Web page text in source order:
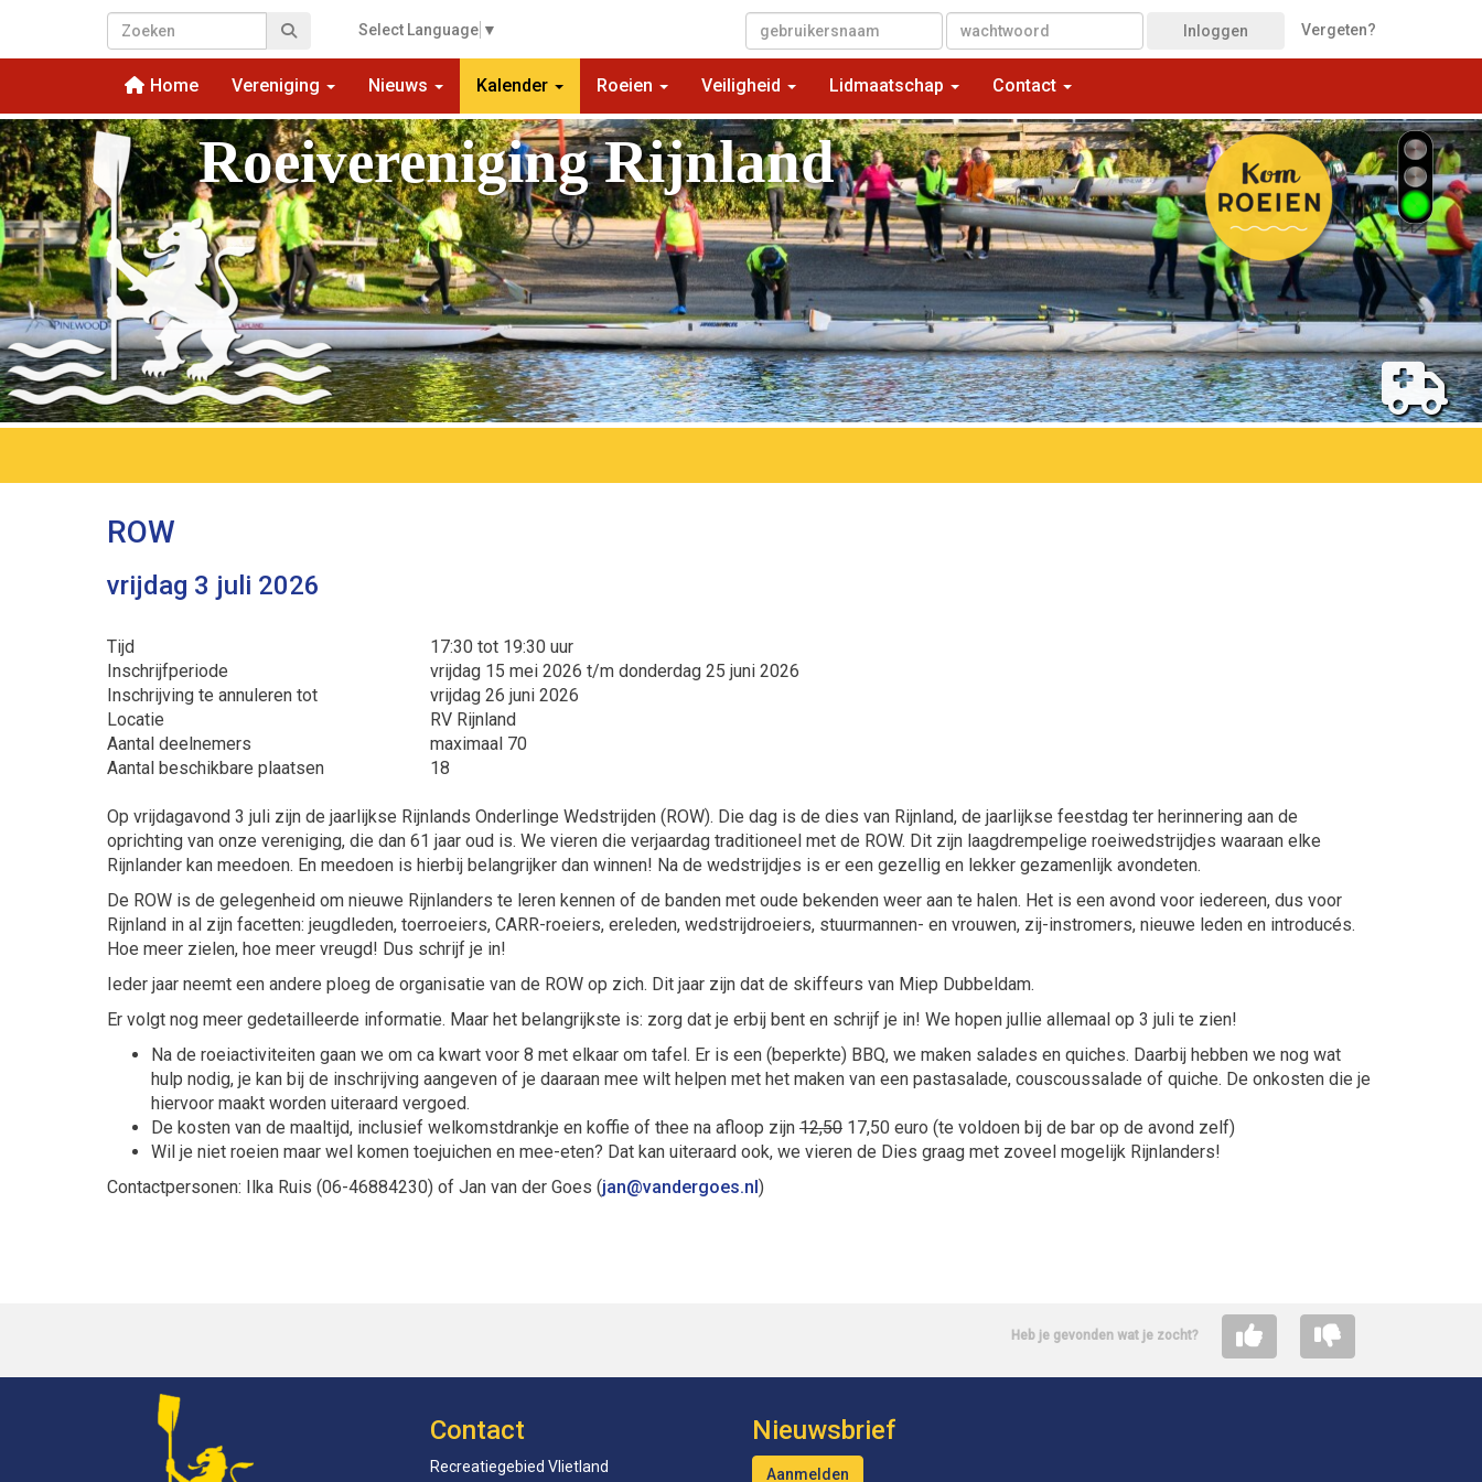
Select Language ▼ Inloggen Vergeten?
Home Vereniging Nieuws Kalender Roeien Veiligheid Lidmaatschap Contact
Roeivereniging Rijnland
ROW
vrijdag 3 juli 2026
Tijd
17:30 tot 19:30 uur
Inschrijfperiode
vrijdag 15 mei 2026 t/m donderdag 25 juni 2026
Inschrijving te annuleren tot
vrijdag 26 juni 2026
Locatie
RV Rijnland
Aantal deelnemers
maximaal 70
Aantal beschikbare plaatsen
18
Op vrijdagavond 3 juli zijn de jaarlijkse Rijnlands Onderlinge Wedstrijden (ROW). Die dag is de dies van Rijnland, de jaarlijkse feestdag ter herinnering aan de
oprichting van onze vereniging, die dan 61 jaar oud is. We vieren die verjaardag traditioneel met de ROW. Dit zijn laagdrempelige roeiwedstrijdjes waaraan elke
Rijnlander kan meedoen. En meedoen is hierbij belangrijker dan winnen! Na de wedstrijdjes is er een gezellig en lekker gezamenlijk avondeten.
De ROW is de gelegenheid om nieuwe Rijnlanders te leren kennen of de banden met oude bekenden weer aan te halen. Het is een avond voor iedereen, dus voor
Rijnland in al zijn facetten: jeugdleden, toerroeiers, CARR-roeiers, ereleden, wedstrijdroeiers, stuurmannen- en vrouwen, zij-instromers, nieuwe leden en introducés.
Hoe meer zielen, hoe meer vreugd! Dus schrijf je in!
Ieder jaar neemt een andere ploeg de organisatie van de ROW op zich. Dit jaar zijn dat de skiffeurs van Miep Dubbeldam.
Er volgt nog meer gedetailleerde informatie. Maar het belangrijkste is: zorg dat je erbij bent en schrijf je in! We hopen jullie allemaal op 3 juli te zien!
Na de roeiactiviteiten gaan we om ca kwart voor 8 met elkaar om tafel. Er is een (beperkte) BBQ, we maken salades en quiches. Daarbij hebben we nog wat
hulp nodig, je kan bij de inschrijving aangeven of je daaraan mee wilt helpen met het maken van een pastasalade, couscoussalade of quiche. De onkosten die je
hiervoor maakt worden uiteraard vergoed.
De kosten van de maaltijd, inclusief welkomstdrankje en koffie of thee na afloop zijn 12,50 17,50 euro (te voldoen bij de bar op de avond zelf)
Wil je niet roeien maar wel komen toejuichen en mee-eten? Dat kan uiteraard ook, we vieren de Dies graag met zoveel mogelijk Rijnlanders!
Contactpersonen: Ilka Ruis (06-46884230) of Jan van der Goes (naj@vandergoes.nl )
Heb je gevonden wat je zocht?
Contact
Recreatiegebied Vlietland
Nieuwsbrief
Aanmelden